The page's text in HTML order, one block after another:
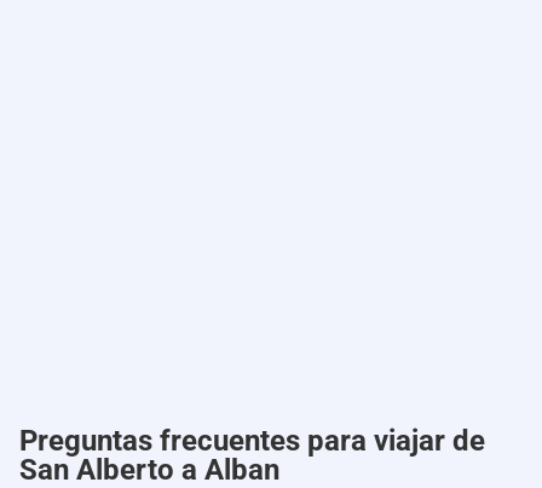
Preguntas frecuentes para viajar de
San Alberto a Alban